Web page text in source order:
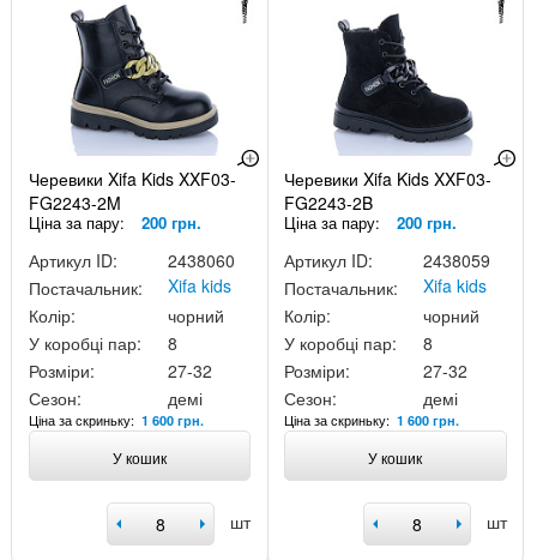
Черевики Xifa Kids XXF03-
FG2243-2M
Ціна за пару: 200 грн.
Артикул ID:
2438060
Постачальник:
Xifa kids
Колір:
чорний
У коробці пар:
8
Розміри:
27-32
Сезон:
демі
Ціна за скриньку: 1 600 грн.
У кошик
шт
Черевики Xifa Kids XXF03-
FG2243-2B
Ціна за пару: 200 грн.
Артикул ID:
2438059
Постачальник:
Xifa kids
Колір:
чорний
У коробці пар:
8
Розміри:
27-32
Сезон:
демі
Ціна за скриньку:1 600 грн.
У кошик
шт